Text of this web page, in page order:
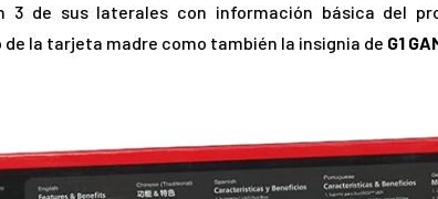
3 de sus laterales con información básica del
de la tarjeta madre como también la insignia de G1